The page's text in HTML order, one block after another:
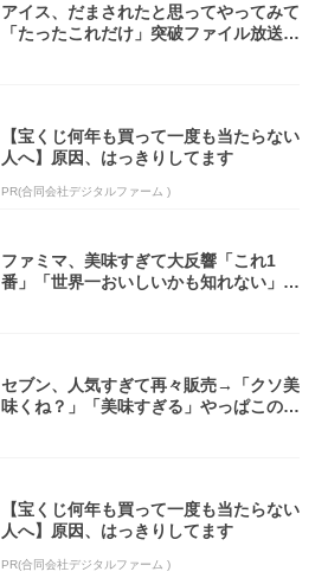
アイス、だまされたと思ってやってみて
「たったこれだけ」突破ファイル放送で
【宝くじ何年も買って一度も当たらない
人へ】原因、はっきりしてます
PR(合同会社デジタルファーム )
ファミマ、美味すぎて大反響「これ1
番」「世界一おいしいかも知れない」
セブン、人気すぎて再々販売→「クソ美
味くね？」「美味すぎる」やっぱこのク
【宝くじ何年も買って一度も当たらない
人へ】原因、はっきりしてます
PR(合同会社デジタルファーム )